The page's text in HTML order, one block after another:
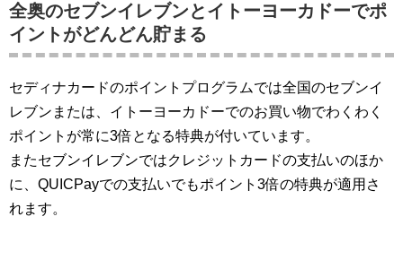
全奥のセブンイレブンとイトーヨーカドーでポ
イントがどんどん貯まる
セディナカードのポイントプログラムでは全国のセブンイ
レブンまたは、イトーヨーカドーでのお買い物でわくわく
ポイントが常に3倍となる特典が付いています。
またセブンイレブンではクレジットカードの支払いのほか
に、QUICPayでの支払いでもポイント3倍の特典が適用さ
れます。